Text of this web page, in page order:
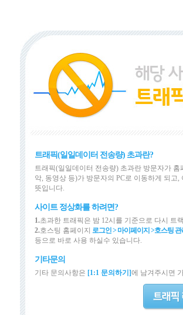
트래픽(일일데이터 전송량) 초과란?
트래픽(일일데이터 전송량) 초과란 방문자가
악, 동영상 등)가 방문자의 PC로 이동하게 되
뜻입니다.
사이트 정상화를 하려면?
1.초과한 트래픽은 밤 12시를 기준으로 다시 트
2.호스팅 홈페이지 로그인 > 마이페이지 >호스팅 관
등으로 바로 사용 하실수 있습니다.
기타문의
기타 문의사항은 [1:1 문의하기]에 남겨주시면